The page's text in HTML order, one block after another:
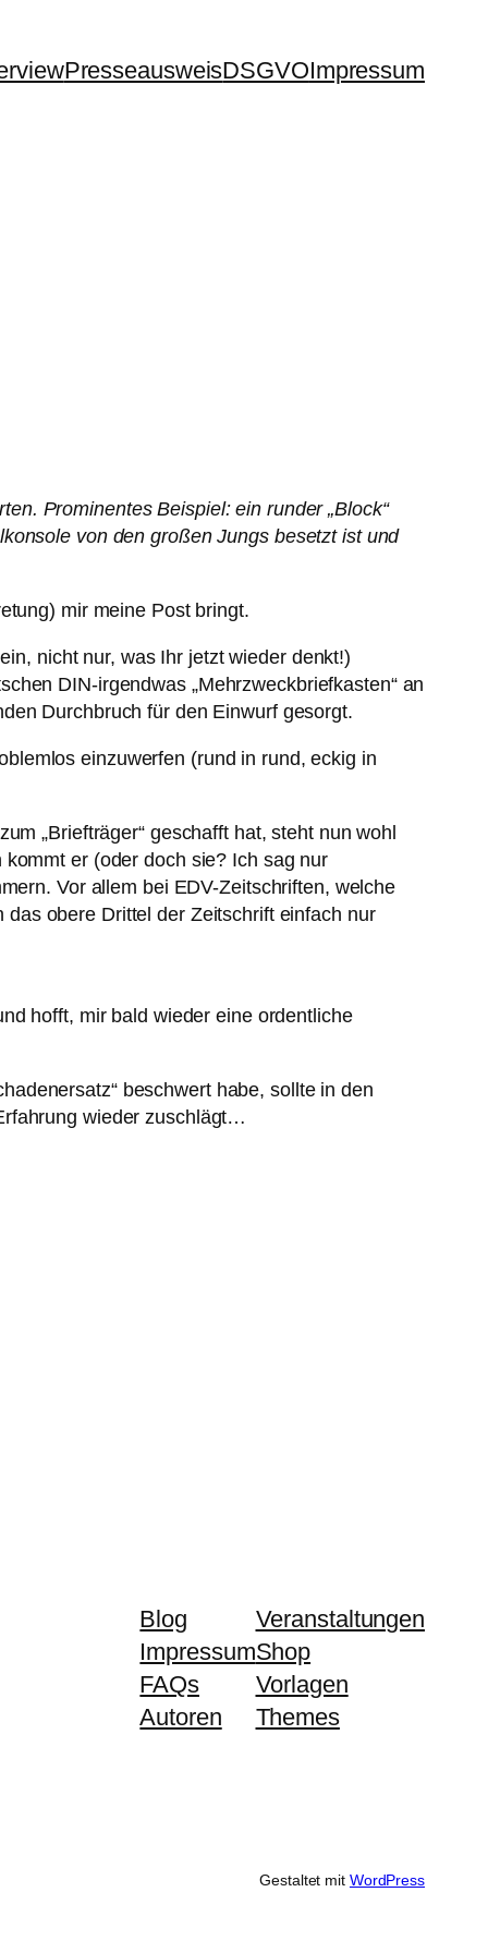
PresseausweisDSGVOImpressum
Prominentes Beispiel: ein runder „Block“
von den großen Jungs besetzt ist und
mir meine Post bringt.
nicht nur, was Ihr jetzt wieder denkt!)
DIN-irgendwas „Mehrzweckbriefkasten“ an
Durchbruch für den Einwurf gesorgt.
einzuwerfen (rund in rund, eckig in
„Briefträger“ geschafft hat, steht nun wohl
er (oder doch sie? Ich sag nur
Vor allem bei EDV-Zeitschriften, welche
obere Drittel der Zeitschrift einfach nur
hofft, mir bald wieder eine ordentliche
beschwert habe, sollte in den
wieder zuschlägt…
Blog
Impressum
FAQs
Autoren
Veranstaltungen
Shop
Vorlagen
Themes
Gestaltet mit WordPress